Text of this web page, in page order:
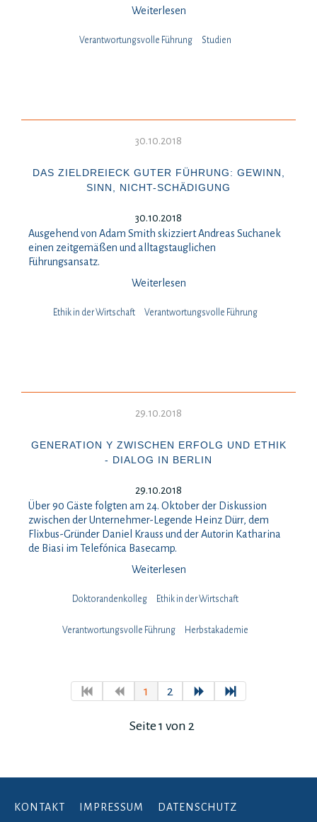
Weiterlesen
Verantwortungsvolle Führung Studien
30.10.2018
DAS ZIELDREIECK GUTER FÜHRUNG: GEWINN,
SINN, NICHT-SCHÄDIGUNG
30.10.2018
Ausgehend von Adam Smith skizziert Andreas Suchanek
einen zeitgemäßen und alltagstauglichen
Führungsansatz.
Weiterlesen
Ethik in der Wirtschaft Verantwortungsvolle Führung
29.10.2018
GENERATION Y ZWISCHEN ERFOLG UND ETHIK
- DIALOG IN BERLIN
29.10.2018
Über 90 Gäste folgten am 24. Oktober der Diskussion
zwischen der Unternehmer-Legende Heinz Dürr, dem
Flixbus-Gründer Daniel Krauss und der Autorin Katharina
de Biasi im Telefónica Basecamp.
Weiterlesen
Doktorandenkolleg Ethik in der Wirtschaft
Verantwortungsvolle Führung Herbstakademie
Seite 1 von 2
1 2
KONTAKT IMPRESSUM DATENSCHUTZ